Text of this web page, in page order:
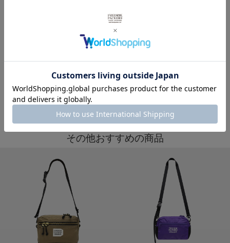
その他女性におすすめを見る
※製品詳細画像は実際の商品とは違う画像を使用している場合もございますので、ご注意下さい
ますようお願いします。
その他おすすめの商品